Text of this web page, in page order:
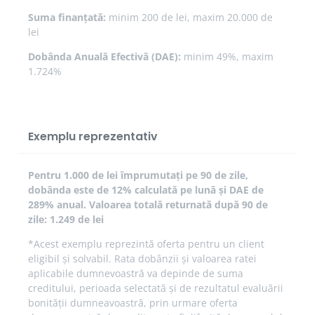
Suma finanțată: minim 200 de lei, maxim 20.000 de
lei
Dobânda Anuală Efectivă (DAE): minim 49%, maxim
1.724%
Exemplu reprezentativ
Pentru 1.000 de lei împrumutați pe 90 de zile,
dobânda este de 12% calculată pe lună și DAE de
289% anual. Valoarea totală returnată după 90 de
zile: 1.249 de lei
*Acest exemplu reprezintă oferta pentru un client
eligibil și solvabil. Rata dobânzii și valoarea ratei
aplicabile dumnevoastră va depinde de suma
creditului, perioada selectată și de rezultatul evaluării
bonității dumneavoastră, prin urmare oferta